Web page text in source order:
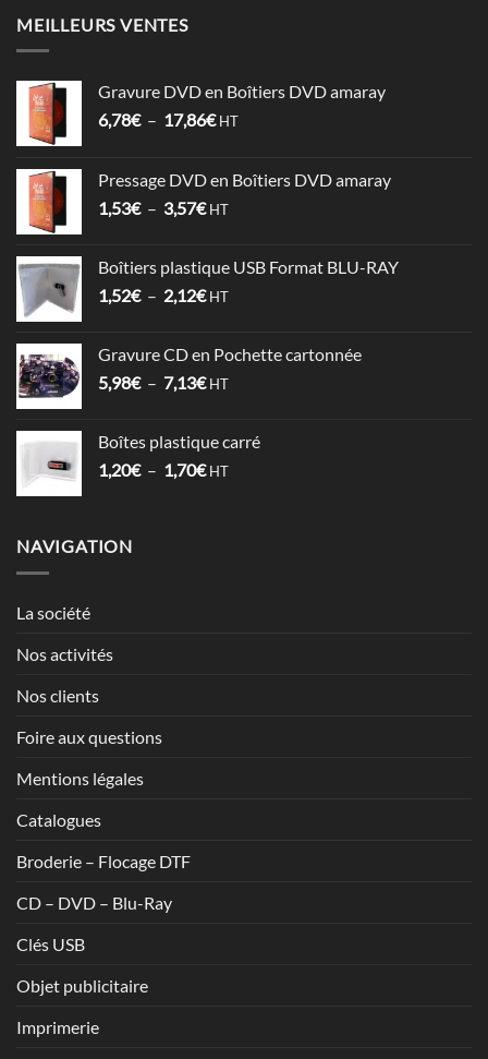
MEILLEURS VENTES
Gravure DVD en Boîtiers DVD amaray
6,78€ – 17,86€Plage
6,78€
à
HT
Pressage DVD en Boîtiers DVD amaray
1,53€ – 3,57€Plage
1,53€
à
HT
Boîtiers plastique USB Format BLU-RAY
1,52€ – 2,12€Plage
1,52€
à
HT
Gravure CD en Pochette cartonnée
5,98€ – 7,13€Plage
5,98€
à
HT
Boîtes plastique carré
1,20€ – 1,70€Plage
HT
NAVIGATION
La société
Nos activités
Nos clients
Foire aux questions
Mentions légales
Catalogues
Broderie – Flocage DTF
CD – DVD – Blu-Ray
Clés USB
Objet publicitaire
Imprimerie